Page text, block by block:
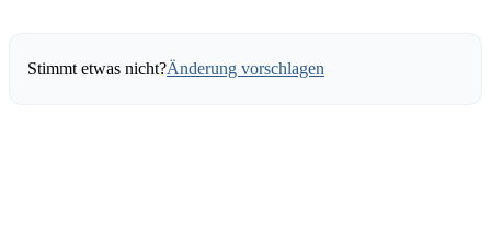
Stimmt etwas nicht?Änderung vorschlagen